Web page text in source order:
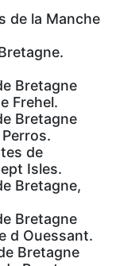
de la Manche
Bretagne
Frehel.
Bretagne
de
Isles.
Bretagne,
Bretagne
d Ouessant.
Bretagne